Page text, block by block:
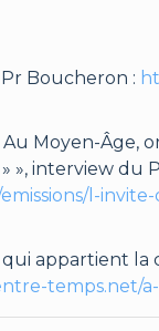
Boucheron :
Au Moyen-Âge,
», interview du
l-
appartient la
temps.net/